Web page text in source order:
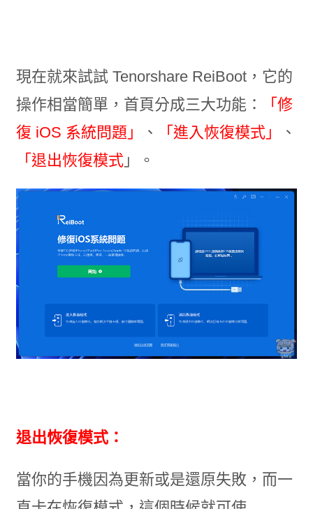
現在就來試試 Tenorshare ReiBoot，它的
操作相當簡單，首頁分成三大功能：
「修
復 iOS 系統問題」
、 「進入恢復模式」
、
「退出恢復模式」。
退出恢復模式：
當你的手機因為更新或是還原失敗，而一